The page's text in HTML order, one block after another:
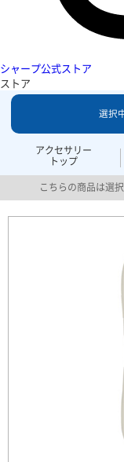
シャープ公式ストア
ストア
アクセサリー
トップ
選択
こちらの商品は選